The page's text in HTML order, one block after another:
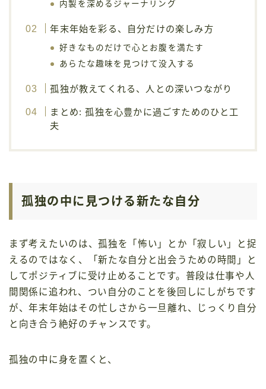
内製を深めるジャーナリング
年末年始を彩る、自分だけの楽しみ方
好きなものだけで心とお腹を満たす
あらたな趣味を見つけて没入する
孤独が教えてくれる、人との深いつながり
まとめ: 孤独を心豊かに過ごすためのひと工
夫
孤独の中に見つける新たな自分
まず考えたいのは、孤独を「怖い」とか「寂しい」と捉
えるのではなく、「新たな自分と出会うための時間」と
してポジティブに受け止めることです。普段は仕事や人
間関係に追われ、つい自分のことを後回しにしがちです
が、年末年始はその忙しさから一旦離れ、じっくり自分
と向き合う絶好のチャンスです。
孤独の中に身を置くと、